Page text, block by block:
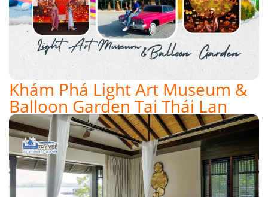
Khám Phá Light Art Museum &
Balloon Garden Tại Thái Lan